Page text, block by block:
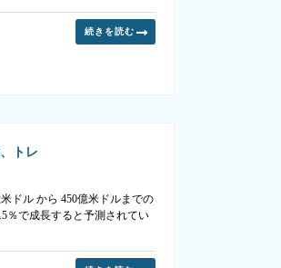
続きを読む
トレ
ドル から 450億米ドルまでの
％で成長すると予測されてい